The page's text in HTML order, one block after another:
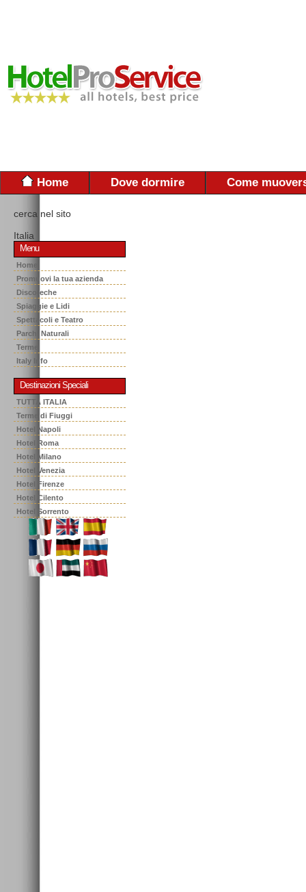
Home Dove dormire Come
cerca nel sito
Italia
Menu
Home
Promuovi la tua azienda
Discoteche
Spiaggie e Lidi
Spettacoli e Teatro
Parchi Naturali
Terme
Italy Info
Destinazioni Speciali
TUTTA ITALIA
Terme di Fiuggi
Hotel Napoli
Hotel Roma
Hotel Milano
Hotel Venezia
Hotel Firenze
Hotel Cilento
Hotel Sorrento